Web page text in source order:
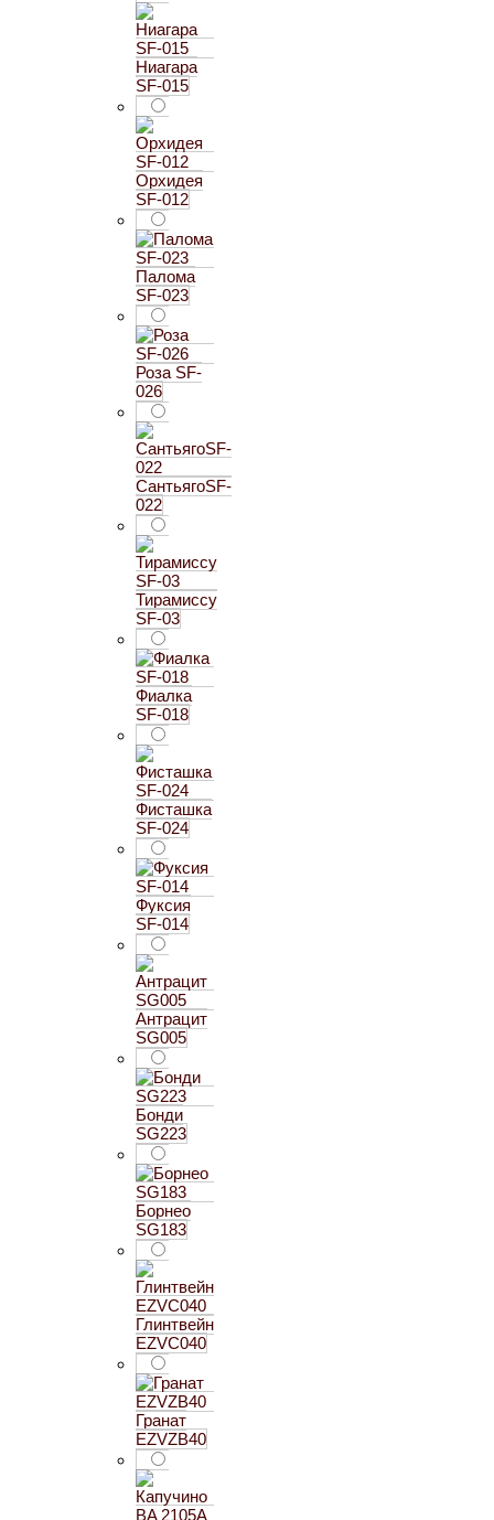
Ниагара
SF-015
Орхидея
SF-012
Палома
SF-023
Роза SF-
026
СантьягоSF-
022
Тирамиссу
SF-03
Фиалка
SF-018
Фисташка
SF-024
Фуксия
SF-014
Антрацит
SG005
Бонди
SG223
Борнео
SG183
Глинтвейн
EZVC040
Гранат
EZVZB40